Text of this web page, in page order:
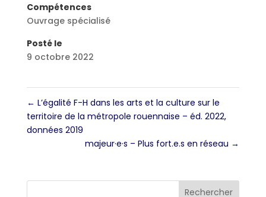
Compétences
Ouvrage spécialisé
Posté le
9 octobre 2022
← L’égalité F-H dans les arts et la culture sur le
territoire de la métropole rouennaise – éd. 2022,
données 2019
majeur·e·s – Plus fort.e.s en réseau →